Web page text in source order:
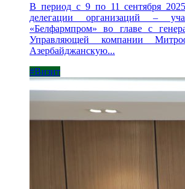
В период с 9 по 11 сентября 2025
делегации организаций –
«Белфармпром» во главе с
Управляющей компании
Азербайджанскую...
#Визит